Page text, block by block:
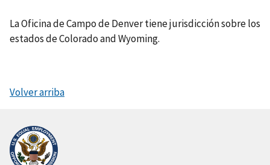
La Oficina de Campo de Denver tiene jurisdicción sobre los
estados de Colorado and Wyoming.
Volver arriba